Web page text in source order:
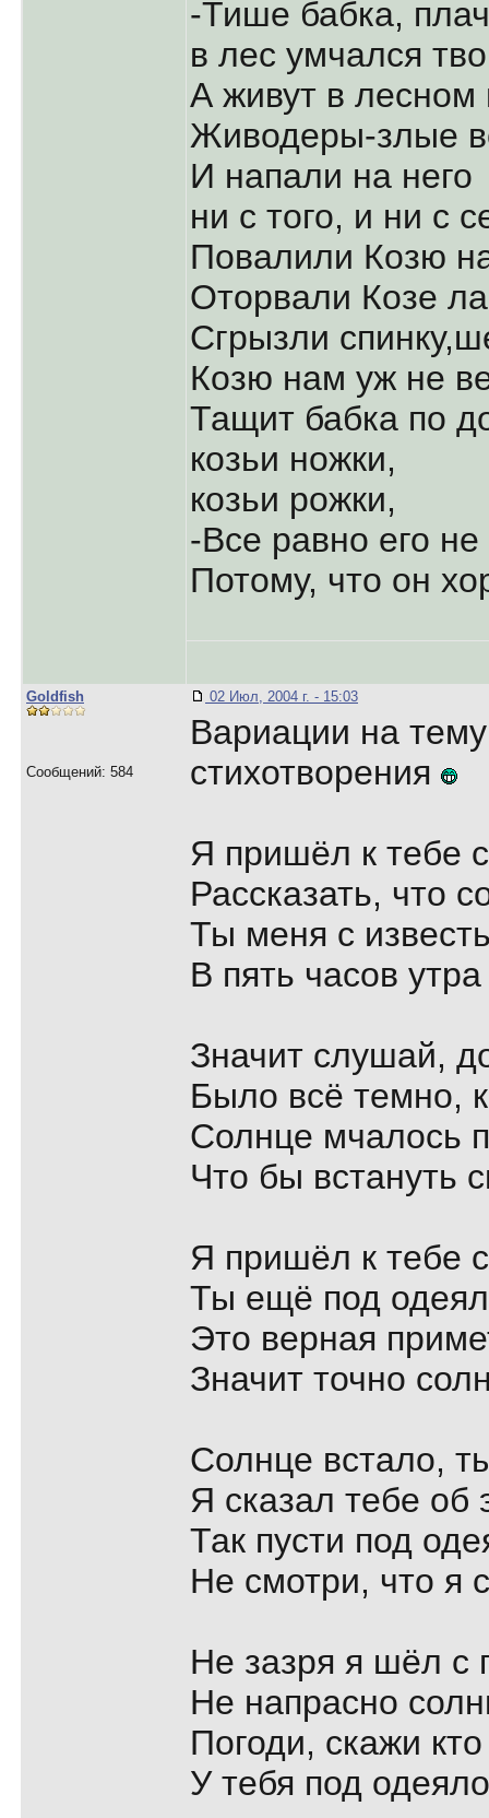
-Тише бабка,
в лес умчался
А живут в лесном
Живодеры-злые
И напали на него
ни с того, и ни с
Повалили Козю
Оторвали Козе
Сгрызли
Козю нам уж не
Тащит бабка по
козьи ножки,
козьи рожки,
-Все равно его
Потому, что он
Goldfish
Сообщений: 584
02 Июл, 2004 г. - 15:03
Вариации на тему
стихотворения
Я пришёл к тебе
Рассказать, что
Ты меня с
В пять часов
Значит слушай,
Было всё темно,
Солнце мчалось
Что бы встануть
Я пришёл к тебе
Ты ещё под
Это верная
Значит точно
Солнце встало,
Я сказал тебе об
Так пусти под
Не смотри, что я
Не зазря я шёл с
Не напрасно
Погоди, скажи кто
У тебя под